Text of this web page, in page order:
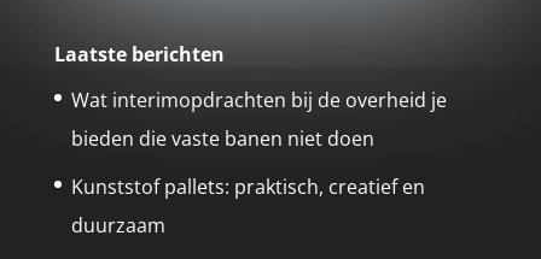
Laatste berichten
Wat interimopdrachten bij de overheid je
bieden die vaste banen niet doen
Kunststof pallets: praktisch, creatief en
duurzaam